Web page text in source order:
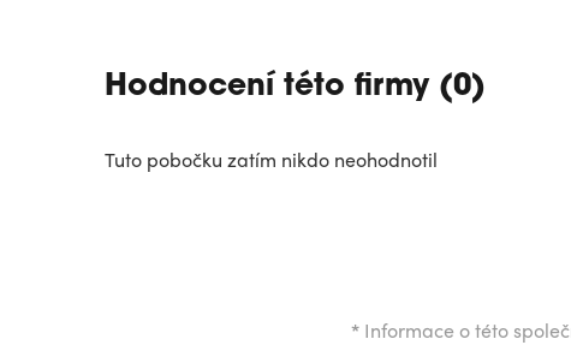
Hodnocení této firmy (0)
Tuto pobočku zatím nikdo neohodnotil
* Informace o této